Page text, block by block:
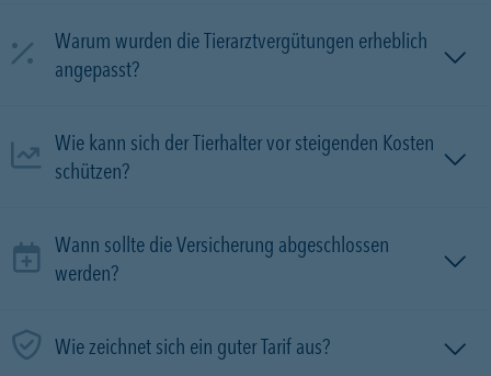
Warum wurden die Tierarztvergütungen erheblich
angepasst?
Wie kann sich der Tierhalter vor steigenden Kosten
schützen?
Wann sollte die Versicherung abgeschlossen
werden?
Wie zeichnet sich ein guter Tarif aus?